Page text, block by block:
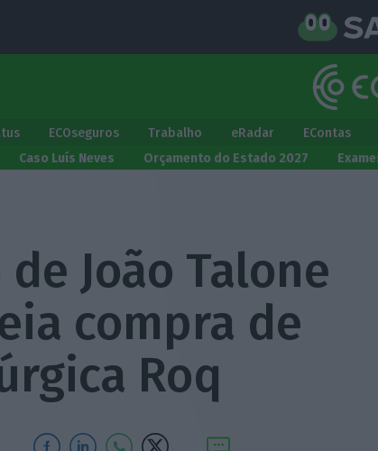
ECOseguros Trabalho eRadar EContas
Caso Luís Neves
Orçamento do Estado 2027
João Talone
compra de
Roq